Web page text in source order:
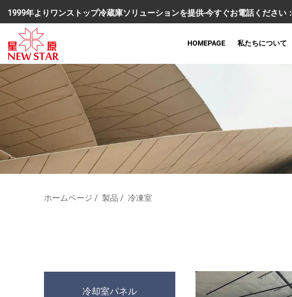
1999年よりワンストップ冷蔵庫ソリューションを提供-今すぐお電話ください：
HOMEPAGE 私たちについて
ホームページ / 製品 / 冷凍室
冷却室パネル